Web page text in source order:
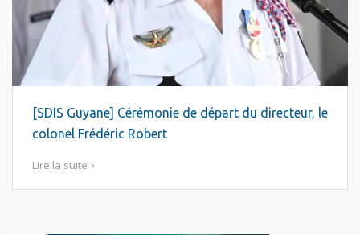
[SDIS Guyane] Cérémonie de départ du directeur, le
colonel Frédéric Robert
Lire la suite